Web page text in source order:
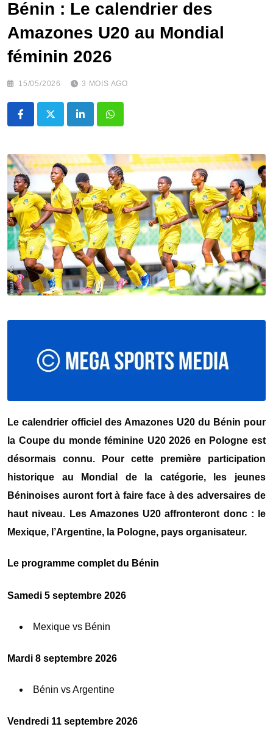
Bénin : Le calendrier des
Amazones U20 au Mondial
féminin 2026
15/05/2026 3 MOIS AGO
LinkedInWhatsapp
Le calendrier officiel des Amazones U20 du Bénin pour
la Coupe du monde féminine U20 2026 en Pologne est
désormais connu. Pour cette première participation
historique au Mondial de la catégorie, les jeunes
Béninoises auront fort à faire face à des adversaires de
haut niveau. Les Amazones U20 affronteront donc : le
Mexique, l’Argentine, la Pologne, pays organisateur.
Le programme complet du Bénin
Samedi 5 septembre 2026
Mexique vs Bénin
Mardi 8 septembre 2026
Bénin vs Argentine
Vendredi 11 septembre 2026